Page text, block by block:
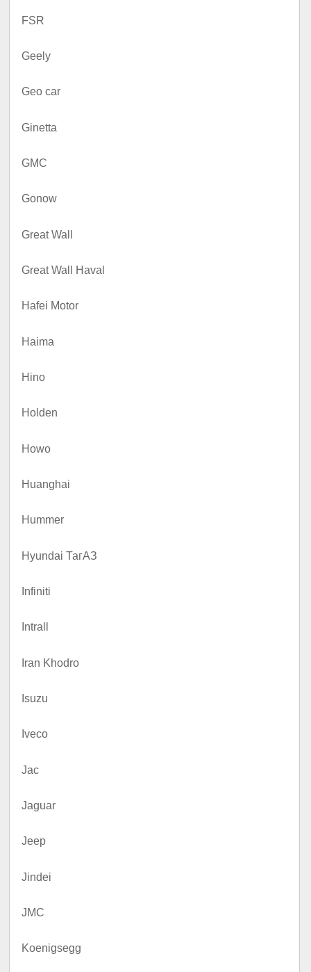
FSR
Geely
Geo car
Ginetta
GMC
Gonow
Great Wall
Great Wall Haval
Hafei Motor
Haima
Hino
Holden
Howo
Huanghai
Hummer
Hyundai ТагАЗ
Infiniti
Intrall
Iran Khodro
Isuzu
Iveco
Jac
Jaguar
Jeep
Jindei
JMC
Koenigsegg